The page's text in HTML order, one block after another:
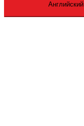
Английский